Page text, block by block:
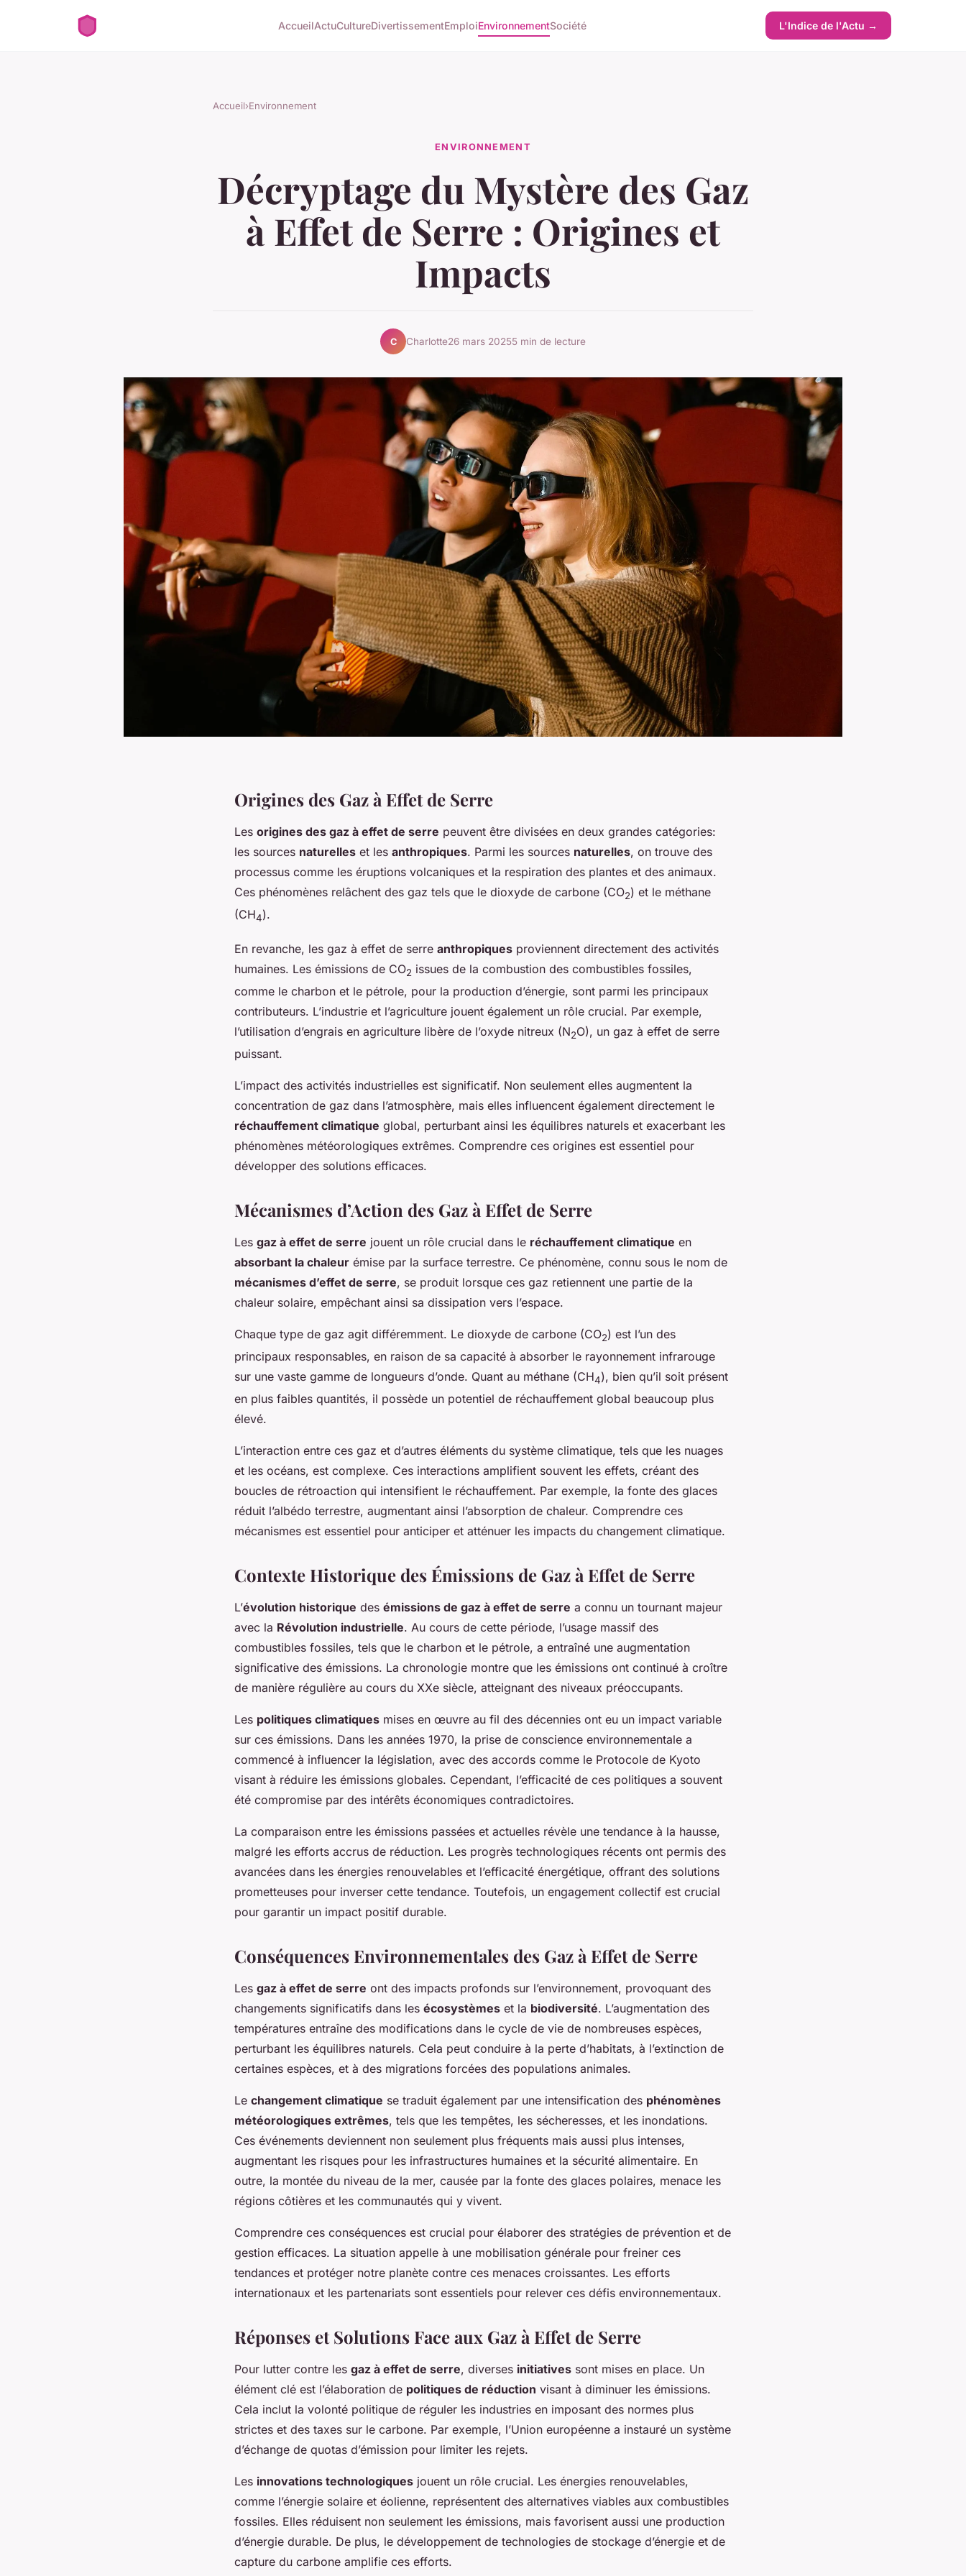
AccueilActuCultureDivertissementEmploiEnvironnementSociété L'Indice de l'Actu →
Accueil›Environnement
ENVIRONNEMENT
Décryptage du Mystère des Gaz
à Effet de Serre : Origines et
Impacts
C Charlotte26 mars 20255 min de lecture
Origines des Gaz à Effet de Serre
Les origines des gaz à effet de serre peuvent être divisées en deux grandes catégories:
les sources naturelles et les anthropiques. Parmi les sources naturelles, on trouve des
processus comme les éruptions volcaniques et la respiration des plantes et des animaux.
Ces phénomènes relâchent des gaz tels que le dioxyde de carbone (CO2) et le méthane
(CH4).
En revanche, les gaz à effet de serre anthropiques proviennent directement des activités
humaines. Les émissions de CO2 issues de la combustion des combustibles fossiles,
comme le charbon et le pétrole, pour la production d’énergie, sont parmi les principaux
contributeurs. L’industrie et l’agriculture jouent également un rôle crucial. Par exemple,
l’utilisation d’engrais en agriculture libère de l’oxyde nitreux (N2O), un gaz à effet de serre
puissant.
L’impact des activités industrielles est significatif. Non seulement elles augmentent la
concentration de gaz dans l’atmosphère, mais elles influencent également directement le
réchauffement climatique global, perturbant ainsi les équilibres naturels et exacerbant les
phénomènes météorologiques extrêmes. Comprendre ces origines est essentiel pour
développer des solutions efficaces.
Mécanismes d’Action des Gaz à Effet de Serre
Les gaz à effet de serre jouent un rôle crucial dans le réchauffement climatique en
absorbant la chaleur émise par la surface terrestre. Ce phénomène, connu sous le nom de
mécanismes d’effet de serre, se produit lorsque ces gaz retiennent une partie de la
chaleur solaire, empêchant ainsi sa dissipation vers l’espace.
Chaque type de gaz agit différemment. Le dioxyde de carbone (CO2) est l’un des
principaux responsables, en raison de sa capacité à absorber le rayonnement infrarouge
sur une vaste gamme de longueurs d’onde. Quant au méthane (CH4), bien qu’il soit présent
en plus faibles quantités, il possède un potentiel de réchauffement global beaucoup plus
élevé.
L’interaction entre ces gaz et d’autres éléments du système climatique, tels que les nuages
et les océans, est complexe. Ces interactions amplifient souvent les effets, créant des
boucles de rétroaction qui intensifient le réchauffement. Par exemple, la fonte des glaces
réduit l’albédo terrestre, augmentant ainsi l’absorption de chaleur. Comprendre ces
mécanismes est essentiel pour anticiper et atténuer les impacts du changement climatique.
Contexte Historique des Émissions de Gaz à Effet de Serre
L’évolution historique des émissions de gaz à effet de serre a connu un tournant majeur
avec la Révolution industrielle. Au cours de cette période, l’usage massif des
combustibles fossiles, tels que le charbon et le pétrole, a entraîné une augmentation
significative des émissions. La chronologie montre que les émissions ont continué à croître
de manière régulière au cours du XXe siècle, atteignant des niveaux préoccupants.
Les politiques climatiques mises en œuvre au fil des décennies ont eu un impact variable
sur ces émissions. Dans les années 1970, la prise de conscience environnementale a
commencé à influencer la législation, avec des accords comme le Protocole de Kyoto
visant à réduire les émissions globales. Cependant, l’efficacité de ces politiques a souvent
été compromise par des intérêts économiques contradictoires.
La comparaison entre les émissions passées et actuelles révèle une tendance à la hausse,
malgré les efforts accrus de réduction. Les progrès technologiques récents ont permis des
avancées dans les énergies renouvelables et l’efficacité énergétique, offrant des solutions
prometteuses pour inverser cette tendance. Toutefois, un engagement collectif est crucial
pour garantir un impact positif durable.
Conséquences Environnementales des Gaz à Effet de Serre
Les gaz à effet de serre ont des impacts profonds sur l’environnement, provoquant des
changements significatifs dans les écosystèmes et la biodiversité. L’augmentation des
températures entraîne des modifications dans le cycle de vie de nombreuses espèces,
perturbant les équilibres naturels. Cela peut conduire à la perte d’habitats, à l’extinction de
certaines espèces, et à des migrations forcées des populations animales.
Le changement climatique se traduit également par une intensification des phénomènes
météorologiques extrêmes, tels que les tempêtes, les sécheresses, et les inondations.
Ces événements deviennent non seulement plus fréquents mais aussi plus intenses,
augmentant les risques pour les infrastructures humaines et la sécurité alimentaire. En
outre, la montée du niveau de la mer, causée par la fonte des glaces polaires, menace les
régions côtières et les communautés qui y vivent.
Comprendre ces conséquences est crucial pour élaborer des stratégies de prévention et de
gestion efficaces. La situation appelle à une mobilisation générale pour freiner ces
tendances et protéger notre planète contre ces menaces croissantes. Les efforts
internationaux et les partenariats sont essentiels pour relever ces défis environnementaux.
Réponses et Solutions Face aux Gaz à Effet de Serre
Pour lutter contre les gaz à effet de serre, diverses initiatives sont mises en place. Un
élément clé est l’élaboration de politiques de réduction visant à diminuer les émissions.
Cela inclut la volonté politique de réguler les industries en imposant des normes plus
strictes et des taxes sur le carbone. Par exemple, l’Union européenne a instauré un système
d’échange de quotas d’émission pour limiter les rejets.
Les innovations technologiques jouent un rôle crucial. Les énergies renouvelables,
comme l’énergie solaire et éolienne, représentent des alternatives viables aux combustibles
fossiles. Elles réduisent non seulement les émissions, mais favorisent aussi une production
d’énergie durable. De plus, le développement de technologies de stockage d’énergie et de
capture du carbone amplifie ces efforts.